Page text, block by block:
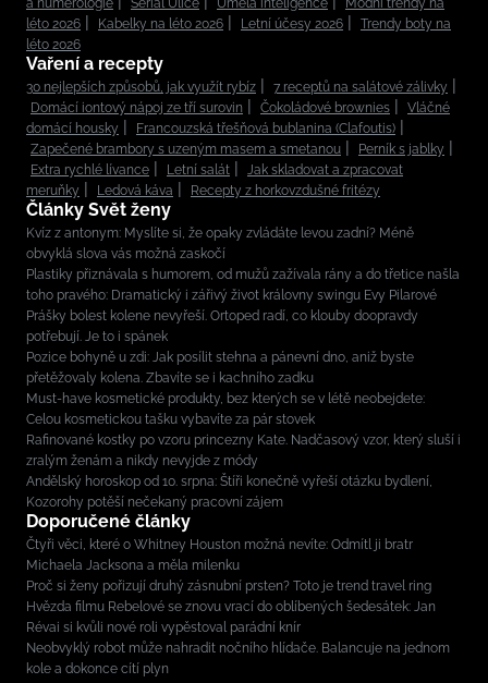
a numerologie
Seriál Ulice Umělá inteligence
Módní trendy na
léto 2026
Kabelky na léto 2026 Letní účesy 2026
Trendy boty na
léto 2026
Vaření a recepty
30 nejlepších způsobů, jak využít rybíz
7 receptů na salátové zálivky
Domácí iontový nápoj ze tří surovin
Čokoládové brownies
Vláčné
domácí housky
Francouzská třešňová bublanina (Clafoutis)
Zapečené brambory s uzeným masem a smetanou
Perník s jablky
Extra rychlé lívance
Letní salát
Jak skladovat a zpracovat
meruňky
Ledová káva Recepty z horkovzdušné fritézy
Články Svět ženy
Kvíz z antonym: Myslíte si, že opaky zvládáte levou zadní? Méně
obvyklá slova vás možná zaskočí
Plastiky přiznávala s humorem, od mužů zažívala rány a do třetice našla
toho pravého: Dramatický i zářivý život královny swingu Evy Pilarové
Prášky bolest kolene nevyřeší. Ortoped radí, co klouby doopravdy
potřebují. Je to i spánek
Pozice bohyně u zdi: Jak posílit stehna a pánevní dno, aniž byste
přetěžovaly kolena. Zbavíte se i kachního zadku
Must-have kosmetické produkty, bez kterých se v létě neobejdete:
Celou kosmetickou tašku vybavíte za pár stovek
Rafinované kostky po vzoru princezny Kate. Nadčasový vzor, který sluší i
zralým ženám a nikdy nevyjde z módy
Andělský horoskop od 10. srpna: Štíři konečně vyřeší otázku bydlení,
Kozorohy potěší nečekaný pracovní zájem
Doporučené články
Čtyři věci, které o Whitney Houston možná nevíte: Odmítl ji bratr
Michaela Jacksona a měla milenku
Proč si ženy pořizují druhý zásnubní prsten? Toto je trend travel ring
Hvězda filmu Rebelové se znovu vrací do oblíbených šedesátek: Jan
Révai si kvůli nové roli vypěstoval parádní knír
Neobvyklý robot může nahradit nočního hlídače. Balancuje na jednom
kole a dokonce cítí plyn